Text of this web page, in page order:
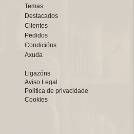
Temas
Destacados
Clientes
Pedidos
Condicións
Axuda
Ligazóns
Aviso Legal
Política de privacidade
Cookies